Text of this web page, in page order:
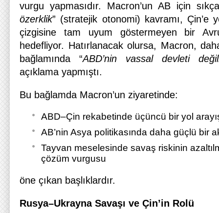
vurgu yapmasıdır. Macron’un AB için
özerklik” (stratejik otonomi) kavramı, Çin’e
çizgisine tam uyum göstermeyen bir
hedefliyor. Hatırlanacak olursa, Macron,
bağlamında “ABD’nin vassal devleti
açıklama yapmıştı.
Bu bağlamda Macron’un ziyaretinde:
ABD–Çin rekabetinde üçüncü bir yol
AB’nin Asya politikasında daha güçlü bir
Tayvan meselesinde savaş riskinin
çözüm vurgusu
öne çıkan başlıklardır.
Rusya–Ukrayna Savaşı ve Çin’in Rolü